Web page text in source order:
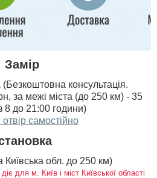
Замір
(Безкоштовна консультація.
за межі міста (до 250 км) - 35
8 до 21:00 години)
самостійно
Київська обл. до 250 км)
для м. Київ і міст Київської області